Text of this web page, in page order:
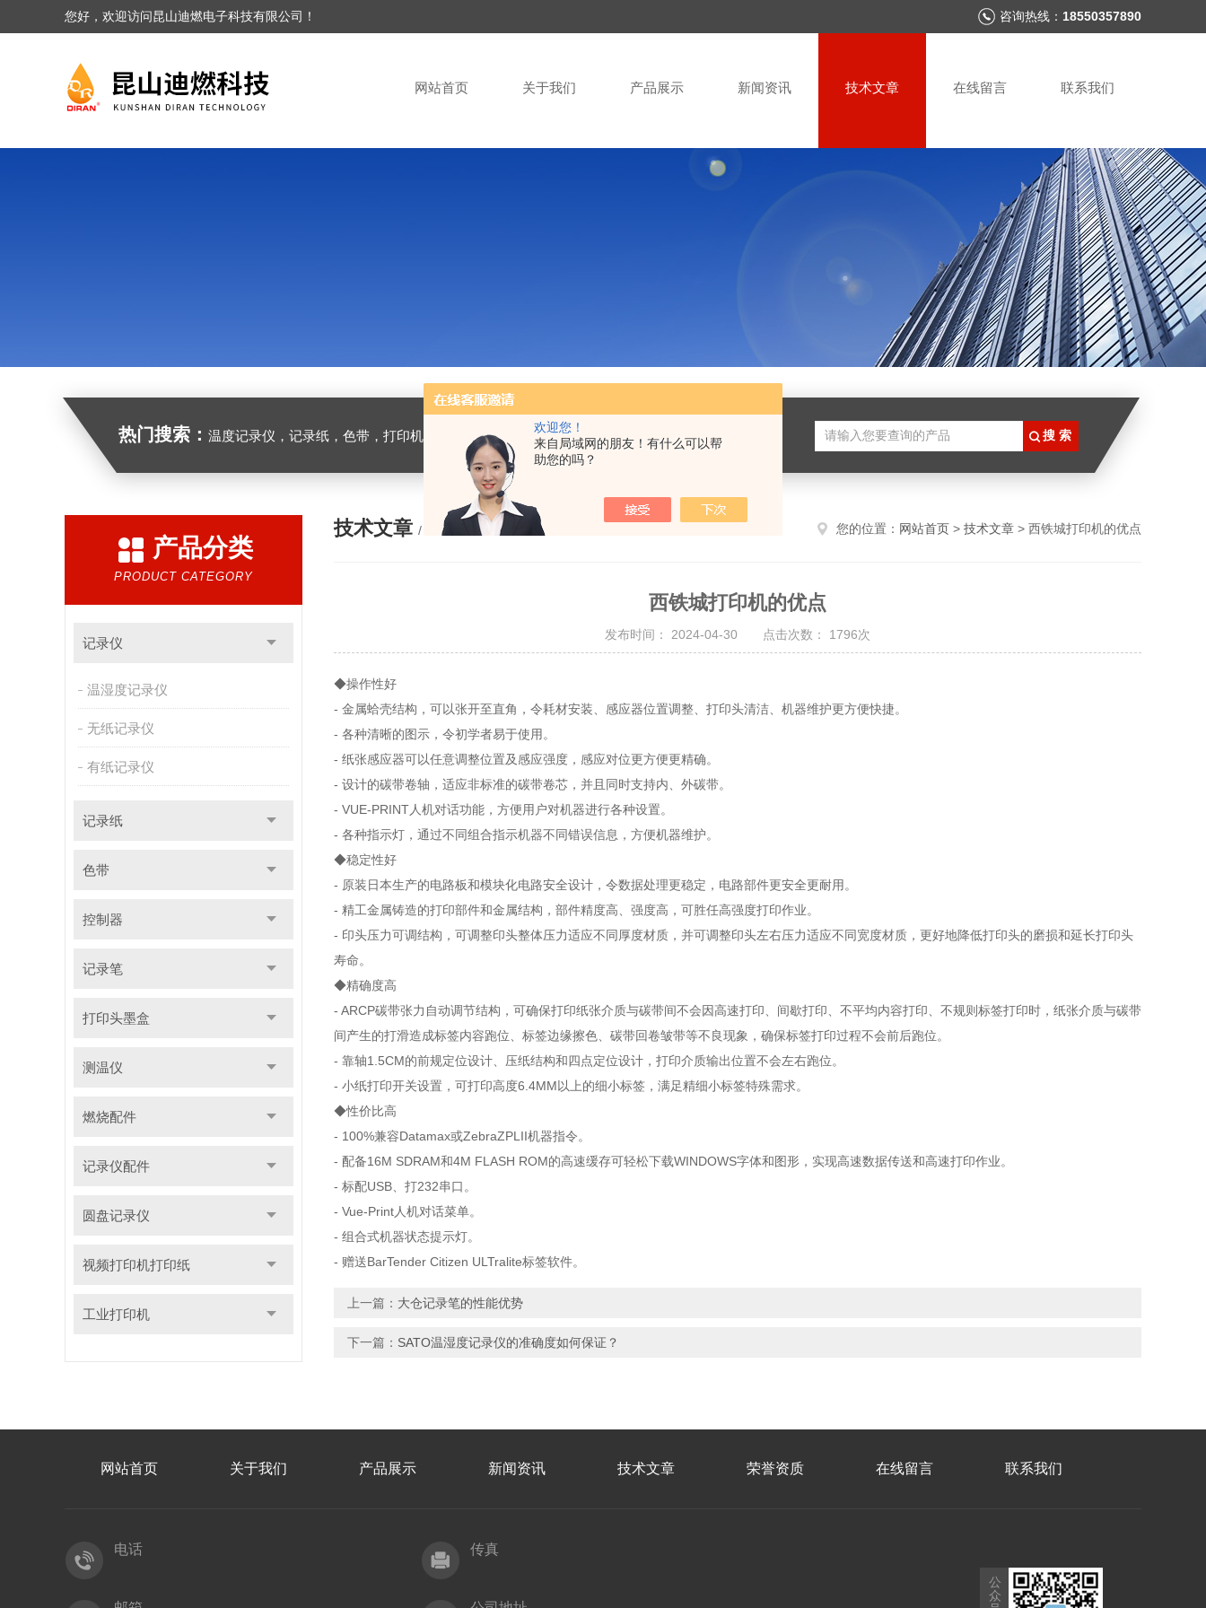
欢迎您！
来自局域网的朋友！有什么可以帮
助您的吗？
您好，欢迎访问昆山迪燃电子科技有限公司！ 咨询热线： 18550357890
网站首页 关于我们 产品展示 新闻资讯 技术文章 在线留言 联系我们
热门搜索： 温度记录仪，记录纸，色带，打印机，温控表，温湿度监控系统，记录笔，燃烧器
产品分类
PRODUCT CATEGORY
记录仪
温湿度记录仪
无纸记录仪
有纸记录仪
记录纸
色带
控制器
记录笔
打印头墨盒
测温仪
燃烧配件
记录仪配件
圆盘记录仪
视频打印机打印纸
工业打印机
技术文章 / ARTICLE 您的位置： 网站首页 > 技术文章 > 西铁城打印机的优点
西铁城打印机的优点
发布时间： 2024-04-30 点击次数： 1796次
◆操作性好
- 金属蛤壳结构，可以张开至直角，令耗材安装、感应器位置调整、打印头清洁、机器维护更方便快捷。
- 各种清晰的图示，令初学者易于使用。
- 纸张感应器可以任意调整位置及感应强度，感应对位更方便更精确。
- 设计的碳带卷轴，适应非标准的碳带卷芯，并且同时支持内、外碳带。
- VUE-PRINT人机对话功能，方便用户对机器进行各种设置。
- 各种指示灯，通过不同组合指示机器不同错误信息，方便机器维护。
◆稳定性好
- 原装日本生产的电路板和模块化电路安全设计，令数据处理更稳定，电路部件更安全更耐用。
- 精工金属铸造的打印部件和金属结构，部件精度高、强度高，可胜任高强度打印作业。
- 印头压力可调结构，可调整印头整体压力适应不同厚度材质，并可调整印头左右压力适应不同宽度材质，更好地降低打印头的磨损和延长打印头
寿命。
◆精确度高
- ARCP碳带张力自动调节结构，可确保打印纸张介质与碳带间不会因高速打印、间歇打印、不平均内容打印、不规则标签打印时，纸张介质与碳带
间产生的打滑造成标签内容跑位、标签边缘擦色、碳带回卷皱带等不良现象，确保标签打印过程不会前后跑位。
- 靠轴1.5CM的前规定位设计、压纸结构和四点定位设计，打印介质输出位置不会左右跑位。
- 小纸打印开关设置，可打印高度6.4MM以上的细小标签，满足精细小标签特殊需求。
◆性价比高
- 100%兼容Datamax或ZebraZPLII机器指令。
- 配备16M SDRAM和4M FLASH ROM的高速缓存可轻松下载WINDOWS字体和图形，实现高速数据传送和高速打印作业。
- 标配USB、打232串口。
- Vue-Print人机对话菜单。
- 组合式机器状态提示灯。
- 赠送BarTender Citizen ULTralite标签软件。
上一篇： 大仓记录笔的性能优势
下一篇： SATO温湿度记录仪的准确度如何保证？
网站首页 关于我们 产品展示 新闻资讯 技术文章 荣誉资质 在线留言 联系我们
电话 传真
公
众